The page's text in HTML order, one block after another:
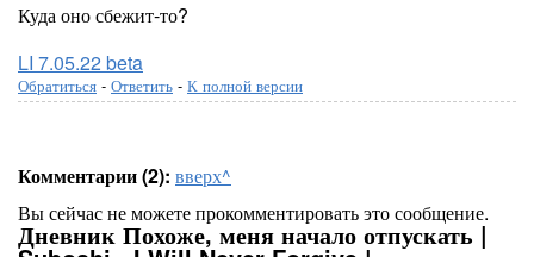
Куда оно сбежит-то?
LI 7.05.22 beta
Обратиться - Ответить - К полной версии
Комментарии (2): вверх^
Вы сейчас не можете прокомментировать это сообщение.
Дневник Похоже, меня начало отпускать |